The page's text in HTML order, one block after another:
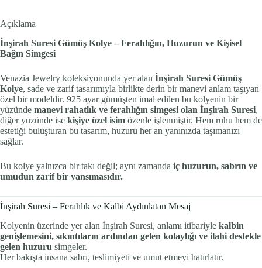
Açıklama
İnşirah Suresi Gümüş Kolye – Ferahlığın, Huzurun ve Kişisel
Bağın Simgesi
Venazia Jewelry koleksiyonunda yer alan İnşirah Suresi Gümüş
Kolye, sade ve zarif tasarımıyla birlikte derin bir manevi anlam taşıyan
özel bir modeldir. 925 ayar gümüşten imal edilen bu kolyenin bir
yüzünde manevi rahatlık ve ferahlığın simgesi olan İnşirah Suresi,
diğer yüzünde ise kişiye özel isim özenle işlenmiştir. Hem ruhu hem de
estetiği buluşturan bu tasarım, huzuru her an yanınızda taşımanızı
sağlar.
Bu kolye yalnızca bir takı değil; aynı zamanda iç huzurun, sabrın ve
umudun zarif bir yansımasıdır.
İnşirah Suresi – Ferahlık ve Kalbi Aydınlatan Mesaj
Kolyenin üzerinde yer alan İnşirah Suresi, anlamı itibariyle kalbin
genişlemesini, sıkıntıların ardından gelen kolaylığı ve ilahi destekle
gelen huzuru simgeler.
Her bakışta insana sabrı, teslimiyeti ve umut etmeyi hatırlatır.